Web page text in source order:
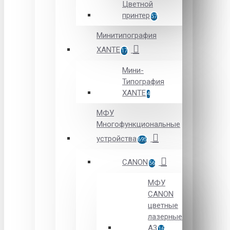
Цветной
принтер 57
Минитипография
XANTE17
Мини-
Типография
XANTE4
МФУ
Многофункциональные
устройства695
CANON 56
МФУ
CANON
цветные
лазерные
А3